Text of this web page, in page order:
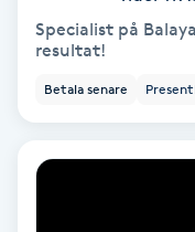
Skäggtrimmning
Skönhet
Specialist på
resultat!
Betala senare